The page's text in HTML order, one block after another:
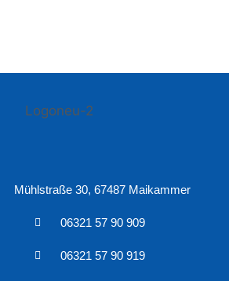
Mühlstraße 30, 67487 Maikammer
06321 57 90 909
06321 57 90 919